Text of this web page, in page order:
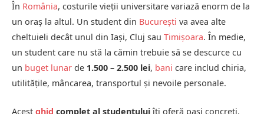
În România, costurile vieții universitare variază enorm de la
un oraș la altul. Un student din București va avea alte
cheltuieli decât unul din Iași, Cluj sau Timișoara. În medie,
un student care nu stă la cămin trebuie să se descurce cu
un buget lunar de 1.500 – 2.500 lei, bani care includ chiria,
utilitățile, mâncarea, transportul și nevoile personale.
Acest ghid complet al studentuluiîți oferă pași concreți,